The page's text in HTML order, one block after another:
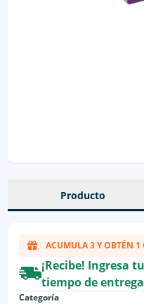
Producto
ACUMULA 3 Y OBTÉN 1
¡Recibe! Ingresa
tiempo de entrega
Categoría